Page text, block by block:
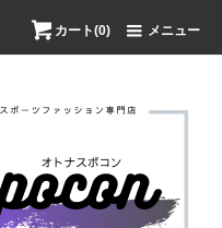
カート(0) メニュー